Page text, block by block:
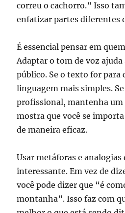
correu o cachorro.” Isso
enfatizar partes diferentes
É essencial pensar em
Adaptar o tom de voz ajuda
público. Se o texto for para
linguagem mais simples.
profissional, mantenha um
mostra que você se
de maneira eficaz.
Usar metáforas e
interessante. Em vez de
você pode dizer que “é
montanha”. Isso faz com